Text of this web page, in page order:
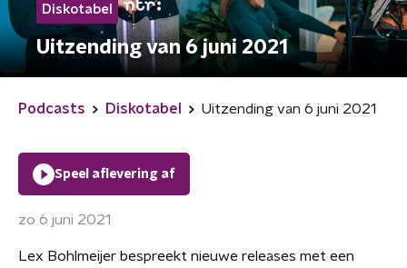
Diskotabel
Uitzending van 6 juni 2021
Podcasts Diskotabel Uitzending van 6 juni 2021
Speel aflevering af
zo 6 juni 2021
Lex Bohlmeijer bespreekt nieuwe releases met een